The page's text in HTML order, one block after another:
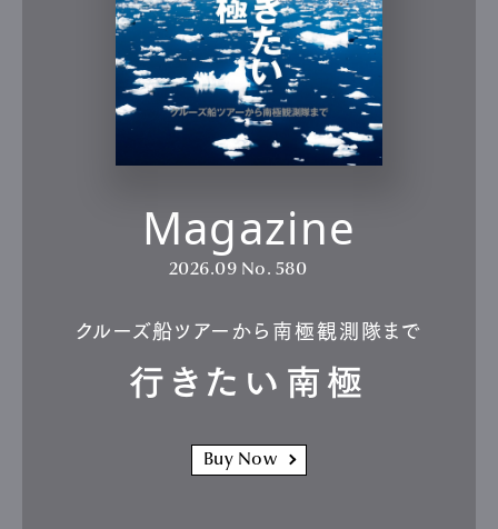
Magazine
2026.09 No. 580
クルーズ船ツアーから南極観測隊まで
行きたい南極
Buy Now